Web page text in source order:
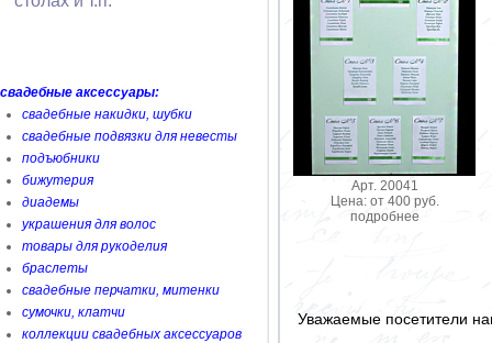
свадебные аксессуары:
свадебные накидки, шубки
свадебные подвязки для невесты
подъюбники
бижутерия
диадемы
украшения для волос
товары для рукоделия
браслеты
свадебные перчатки, митенки
сумочки, клатчи
коллекции свадебных аксессуаров
Арт. 20041
Цена: от 400 руб.
подробнее
Уважаемые посетители